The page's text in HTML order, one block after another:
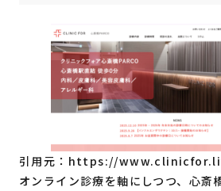
引用元： https://
オンライン診療を軸にしつつ、心斎